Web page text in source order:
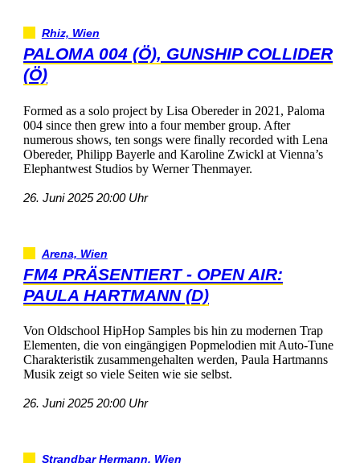
Rhiz,Wien
PALOMA004(Ö),GUNSHIPCOLLIDER
(Ö)
FormedasasoloprojectbyLisaOberederin2021,Paloma
004sincethengrewintoafourmembergroup.After
numerousshows,tensongswerefinallyrecordedwithLena
Obereder,PhilippBayerleandKarolineZwicklatVienna’s
ElephantwestStudiosbyWernerThenmayer.
26.Juni202520:00Uhr
Arena,Wien
FM4PRÄSENTIERT-OPENAIR:
PAULAHARTMANN(D)
VonOldschoolHipHopSamplesbishinzumodernenTrap
Elementen,dievoneingängigenPopmelodienmitAuto-Tune
Charakteristikzusammengehaltenwerden,PaulaHartmanns
MusikzeigtsovieleSeitenwiesieselbst.
26.Juni202520:00Uhr
StrandbarHermann,Wien